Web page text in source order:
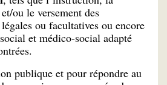
ou le versement des
ou facultatives ou encore
et médico-social adapté
publique et pour répondre au